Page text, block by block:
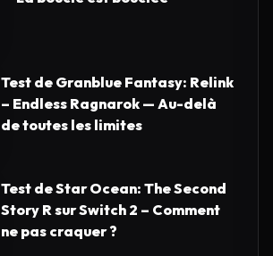
Test de Granblue Fantasy: Relink
– Endless Ragnarok — Au-delà
de toutes les limites
Test de Star Ocean: The Second
Story R sur Switch 2 – Comment
ne pas craquer ?